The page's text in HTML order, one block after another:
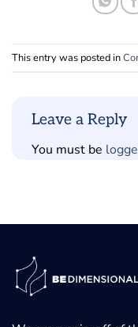
This entry was posted in
Leave a Reply
You must be